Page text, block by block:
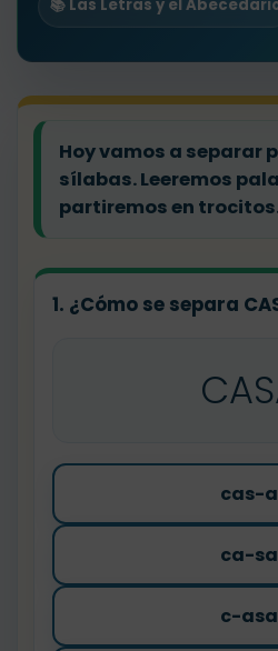
📚 Las Letras y el
Hoy vamos a separar
sílabas. Leeremos
partiremos en
1. ¿Cómo se separa
cas-a
ca-sa
c-asa